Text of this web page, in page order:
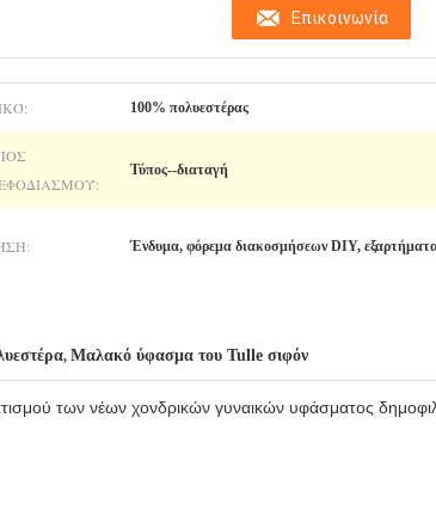
Επικοινωνία
100% πολυεστέρας
Τύπος--διαταγή
Ένδυμα, φόρεμα διακοσμήσεων DIY,
, Μαλακό ύφασμα του Tulle σιφόν
των νέων χονδρικών γυναικών υφάσματος